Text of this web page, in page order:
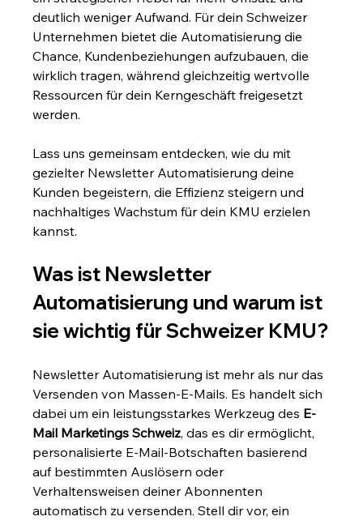
deutlich weniger Aufwand. Für dein Schweizer
Unternehmen bietet die Automatisierung die
Chance, Kundenbeziehungen aufzubauen, die
wirklich tragen, während gleichzeitig wertvolle
Ressourcen für dein Kerngeschäft freigesetzt
werden.
Lass uns gemeinsam entdecken, wie du mit
gezielter Newsletter Automatisierung deine
Kunden begeistern, die Effizienz steigern und
nachhaltiges Wachstum für dein KMU erzielen
kannst.
Was ist Newsletter
Automatisierung und warum ist
sie wichtig für Schweizer KMU?
Newsletter Automatisierung ist mehr als nur das
Versenden von Massen-E-Mails. Es handelt sich
dabei um ein leistungsstarkes Werkzeug des E-
Mail Marketings Schweiz, das es dir ermöglicht,
personalisierte E-Mail-Botschaften basierend
auf bestimmten Auslösern oder
Verhaltensweisen deiner Abonnenten
automatisch zu versenden. Stell dir vor, ein